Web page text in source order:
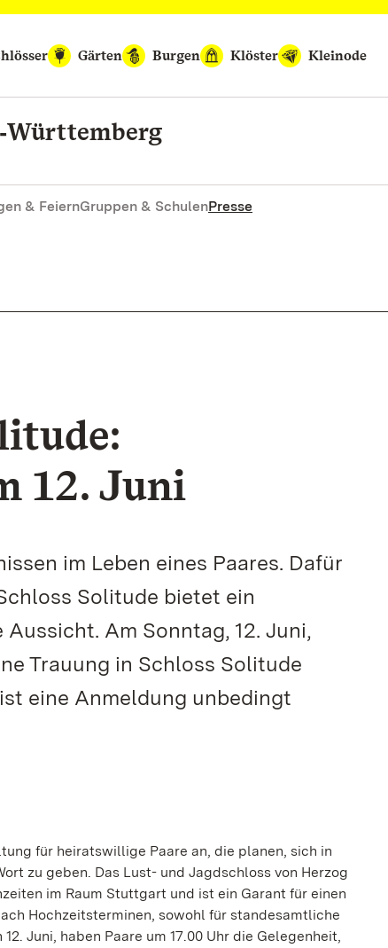
Gärten Burgen Klöster Kleinode
& FeiernGruppen & SchulenPresse
12. Juni
im Leben eines Paares. Dafür
Solitude bietet ein
Am Sonntag, 12. Juni,
Trauung in Schloss Solitude
eine Anmeldung unbedingt
für heiratswillige Paare an, die planen, sich in
zu geben. Das Lust- und Jagdschloss von Herzog
im Raum Stuttgart und ist ein Garant für einen
Hochzeitsterminen, sowohl für standesamtliche
Juni, haben Paare um 17.00 Uhr die Gelegenheit,